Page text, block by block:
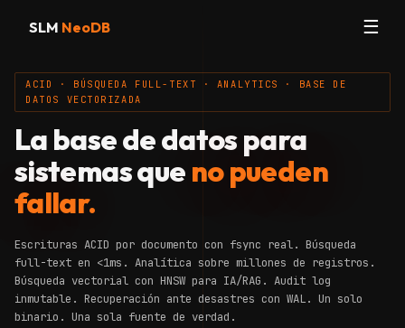
SLM NeoDB ☰
ACID · BÚSQUEDA FULL-TEXT · ANALYTICS · BASE DE
DATOS VECTORIZADA
La base de datos para
sistemas que no pueden
fallar.
Escrituras ACID por documento con fsync real. Búsqueda
full-text en <1ms. Analítica sobre millones de registros.
Búsqueda vectorial con HNSW para IA/RAG. Audit log
inmutable. Recuperación ante desastres con WAL. Un solo
binario. Una sola fuente de verdad.